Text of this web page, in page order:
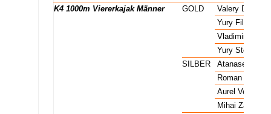
K4 1000m Viererkajak Männer
GOLD
Valery Didenko
Yury Filatov
Vladimir
Yury Stetsenko
SILBER
Atanase
Roman
Aurel Vernescu
Mihai Zafiu